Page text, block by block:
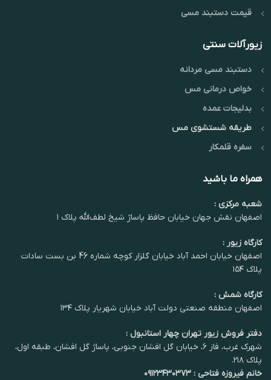
قیمت دستبند مسی
زیورآلات سنتی
دستبند مسی مردانه
خواص درمانی مس
بدلیجات عمده
طریقه شستشوی مس
سفره قلمکار
همراه ما باشید
شعبه مرکزی :
اصفهان نقش جهان خیابان حافظ پاساژ شیخ لطف‌الله پلاک ۱
کارگاه زیور :
اصفهان خیابان احمد آباد خیابان گلزار کوچه شماره 46 بن بست سادات
پلاک ۱۵۴
کارگاه شمش :
اصفهان منطقه صنعتی دولت آباد خیابان شهریار پلاک ۱۳۴
دفتر فروش زیور تهران چهار استانبول :
شهرک غرب، فاز ۶، خیابان گل افشان جنوبی، پاساژ گل افشان، طبقه اول،
پلاک ۲۱۸.
خانم فیروزه فتاحی : ۰۹۱۲۳۴۳۰۳۷۳